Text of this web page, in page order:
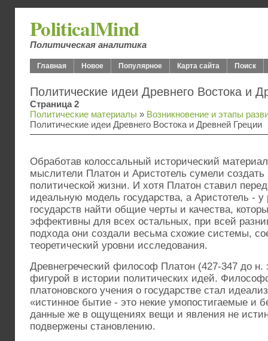
PoliticalMind
Политическая аналитика
Главная Новое Популярное Карта сайта Поиск
Политические идеи Древнего Востока и
Страница 2
Политические материалы » Возникновение и этапы
Политические идеи Древнего Востока и Древней Греции
Обработав колоссальный исторический
мыслители Платон и Аристотель сумели создать
политической жизни. И хотя Платон ставил
идеальную модель государства, а Аристотель -
государств найти общие черты и качества,
эффективны для всех остальных, при всей
подхода они создали весьма схожие системы,
теоретический уровни исследования.
Древнегреческий философ Платон (427-347 до н.
фигурой в истории политических идей.
платоновского учения о государстве стал
«истинное бытие - это некие умопостигаемые и
данные же в ощущениях вещи и явления не
подвержены становлению.